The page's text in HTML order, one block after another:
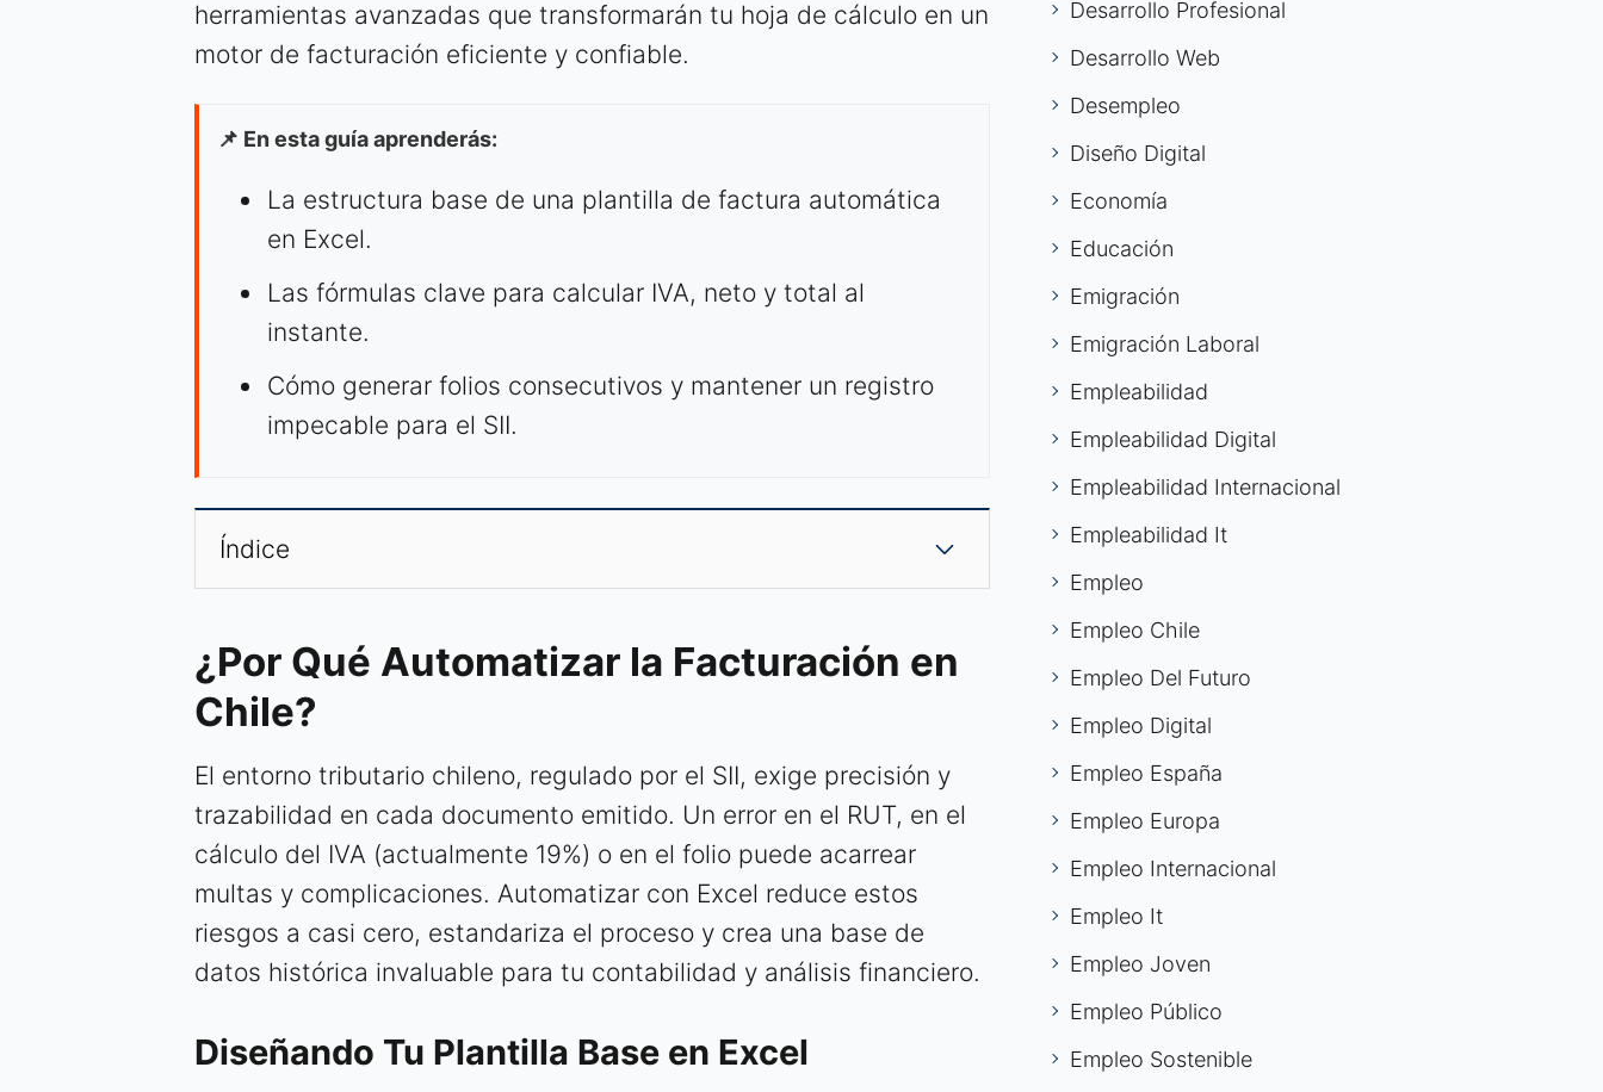
herramientas avanzadas que transformarán tu hoja de cálculo en un
motor de facturación eficiente y confiable.
📌 En esta guía aprenderás:
La estructura base de una plantilla de factura automática
en Excel.
Las fórmulas clave para calcular IVA, neto y total al
instante.
Cómo generar folios consecutivos y mantener un registro
impecable para el SII.
Índice
¿Por Qué Automatizar la Facturación en
Chile?
El entorno tributario chileno, regulado por el SII, exige precisión y
trazabilidad en cada documento emitido. Un error en el RUT, en el
cálculo del IVA (actualmente 19%) o en el folio puede acarrear
multas y complicaciones. Automatizar con Excel reduce estos
riesgos a casi cero, estandariza el proceso y crea una base de
datos histórica invaluable para tu contabilidad y análisis financiero.
Diseñando Tu Plantilla Base en Excel
Desarrollo Profesional
Desarrollo Web
Desempleo
Diseño Digital
Economía
Educación
Emigración
Emigración Laboral
Empleabilidad
Empleabilidad Digital
Empleabilidad Internacional
Empleabilidad It
Empleo
Empleo Chile
Empleo Del Futuro
Empleo Digital
Empleo España
Empleo Europa
Empleo Internacional
Empleo It
Empleo Joven
Empleo Público
Empleo Sostenible